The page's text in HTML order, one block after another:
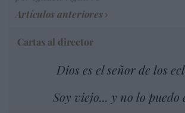
Artículos anteriores
Cartas al director
Dios es el señor de los
Soy viejo... y no lo